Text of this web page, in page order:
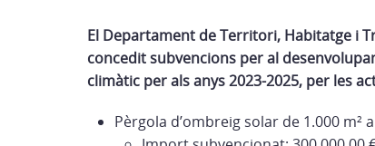
El Departament de Territori, Habitatge i
concedit subvencions per al
climàtic per als anys 2023-2025, per les
Pèrgola d’ombreig solar de 1.000 m²